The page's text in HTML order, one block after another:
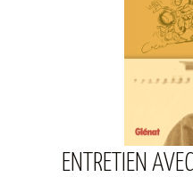
ENTRETIEN